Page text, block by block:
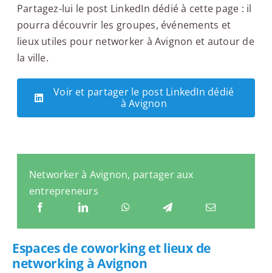
Partagez-lui le post LinkedIn dédié à cette page : il
pourra découvrir les groupes, événements et
lieux utiles pour networker à Avignon et autour de
la ville.
Voir et partager le post LinkedIn dédié
à Avignon
Networker à Avignon, partager aux
entrepreneurs
Espaces de coworking et lieux de
networking à Avignon